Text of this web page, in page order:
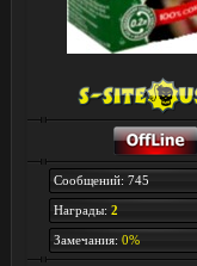
Сообщений: 745
Награды: 2
Замечания: 0%